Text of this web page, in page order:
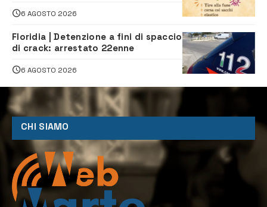
iscriversi
6 AGOSTO 2026
Floridia | Detenzione a fini di spaccio
di crack: arrestato 22enne
6 AGOSTO 2026
CHI SIAMO